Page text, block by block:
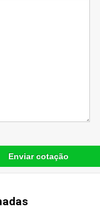
Enviar cotação